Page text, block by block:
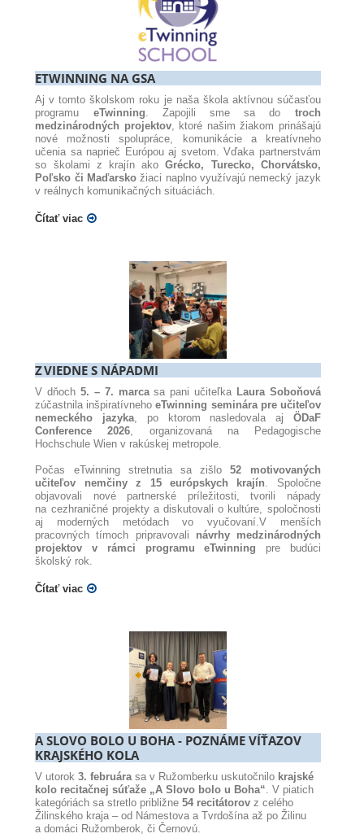
ETWINNING NA GSA
Aj v tomto školskom roku je naša škola aktívnou súčasťou
programu
eTwinning. Zapojili sme sa do
troch
medzinárodných projektov, ktoré našim žiakom prinášajú
nové možnosti spolupráce, komunikácie a kreatívneho
učenia sa naprieč Európou aj svetom. Vďaka partnerstvám
so školami z krajín ako Grécko, Turecko, Chorvátsko,
Poľsko či Maďarsko žiaci naplno využívajú nemecký jazyk
v reálnych komunikačných situáciách.
Čítať viac
Z VIEDNE S NÁPADMI
V dňoch 5. – 7. marca sa pani učiteľka Laura Soboňová
zúčastnila inšpiratívneho eTwinning seminára pre učiteľov
nemeckého jazyka , po ktorom nasledovala aj
ÖDaF
Conference 2026 , organizovaná na Pedagogische
Hochschule Wien v rakúskej metropole.
Počas eTwinning stretnutia sa zišlo
52 motivovaných
učiteľov nemčiny z 15 európskych krajín. Spoločne
objavovali nové partnerské príležitosti, tvorili nápady
na cezhraničné projekty a diskutovali o kultúre, spoločnosti
aj moderných metódach vo vyučovaní.V menších
pracovných tímoch pripravovali
návrhy medzinárodných
projektov v rámci programu eTwinning
pre budúci
školský rok.
Čítať viac
A SLOVO BOLO U BOHA - POZNÁME VÍŤAZOV
KRAJSKÉHO KOLA
V utorok3. februára sa v Ružomberku uskutočnilo krajské
kolo recitačnej súťaže „A Slovo bolo u Boha“ . V piatich
kategóriách sa stretlo približne54 recitátorov z celého
Žilinského kraja – od Námestova a Tvrdošína až po Žilinu
a domáci Ružomberok, či Černovú.